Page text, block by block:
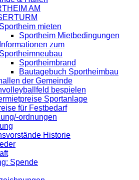
AM
Sportheim mieten
Sportheim Mietbedingungen
Informationen zum
Sportheimneubau
Sportheimbrand
Bautagebuch Sportheimbau
der Gemeinde
bespielen
Sportanlage
für Festbedarf
ordnungen
Historie
Spende